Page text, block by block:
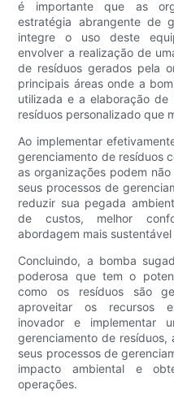
é importante que as
estratégia abrangente de
integre o uso deste
envolver a realização de
de resíduos gerados pela
principais áreas onde a
utilizada e a elaboração
resíduos personalizado que
Ao implementar
gerenciamento de resíduos
as organizações podem
seus processos de
reduzir sua pegada
de custos, melhor
abordagem mais
Concluindo, a bomba
poderosa que tem o
como os resíduos são
aproveitar os recursos
inovador e implementar
gerenciamento de resíduos,
seus processos de
impacto ambiental e
operações.